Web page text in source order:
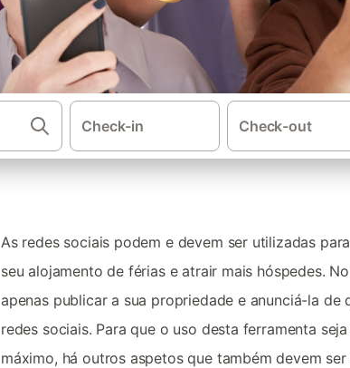
Check-in Check-out
As redes sociais podem e devem ser utilizadas
seu alojamento de férias e atrair mais hóspedes.
apenas publicar a sua propriedade e anunciá-la de
redes sociais. Para que o uso desta ferramenta
máximo, há outros aspetos que também devem